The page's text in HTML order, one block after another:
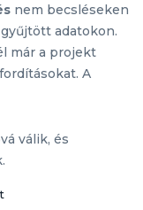
nem becsléseken
adatokon.
már a projekt
A
válik, és